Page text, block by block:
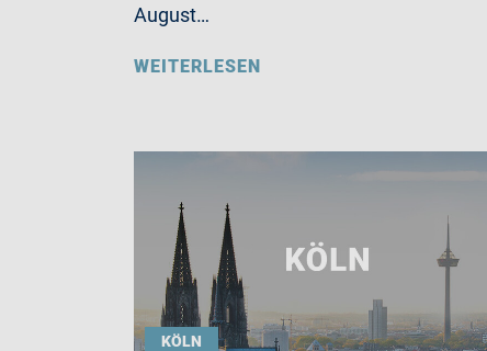
August…
WEITERLESEN
KÖLN